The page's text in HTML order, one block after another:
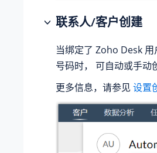
联系人/客户创建
当绑定了 Zoho Desk
号码时， 可自动或手动
更多信息，请参见 设置